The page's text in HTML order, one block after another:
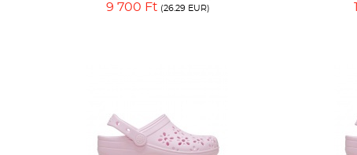
9 700 Ft (26.29 EUR)